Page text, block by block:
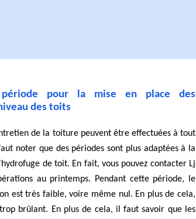
pour la mise en place des
des toits
de la toiture peuvent être effectuées à tout
noter que des périodes sont plus adaptées à la
de toit. En fait, vous pouvez contacter Lj
au printemps. Pendant cette période, le
est très faible, voire même nul. En plus de cela,
brûlant. En plus de cela, il faut savoir que les